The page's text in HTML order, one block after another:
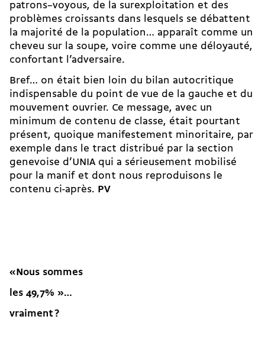
patrons–voyous, de la surexploitation et des
problèmes croissants dans lesquels se débattent
la majorité de la population… apparaît comme un
cheveu sur la soupe, voire comme une déloyauté,
confortant l’adversaire.
Bref… on était bien loin du bilan autocritique
indispensable du point de vue de la gauche et du
mouvement ouvrier. Ce message, avec un
minimum de contenu de classe, était pourtant
présent, quoique manifestement minoritaire, par
exemple dans le tract distribué par la section
genevoise d’UNIA qui a sérieusement mobilisé
pour la manif et dont nous reproduisons le
contenu ci-après. PV
«Nous sommes
les 49,7% »…
vraiment?